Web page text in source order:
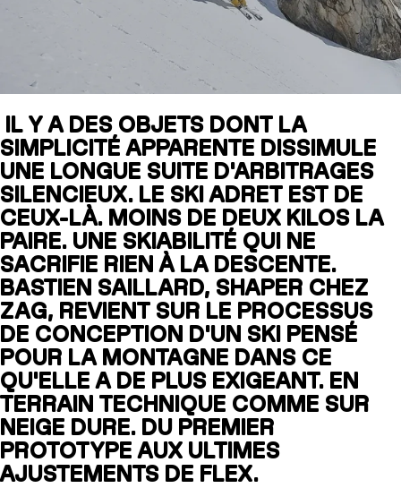
LITE
SLAP 92
UBAC 102
BÂTONS
IL Y A DES OBJETS DONT LA
SIMPLICITÉ APPARENTE DISSIMULE
UNE LONGUE SUITE D'ARBITRAGES
SILENCIEUX. LE SKI ADRET EST DE
CEUX-LÀ. MOINS DE DEUX KILOS LA
PAIRE. UNE SKIABILITÉ QUI NE
SACRIFIE RIEN À LA DESCENTE.
BASTIEN SAILLARD, SHAPER CHEZ
ZAG, REVIENT SUR LE PROCESSUS
DE CONCEPTION D'UN SKI PENSÉ
POUR LA MONTAGNE DANS CE
QU'ELLE A DE PLUS EXIGEANT. EN
TERRAIN TECHNIQUE COMME SUR
NEIGE DURE. DU PREMIER
PROTOTYPE AUX ULTIMES
AJUSTEMENTS DE FLEX.